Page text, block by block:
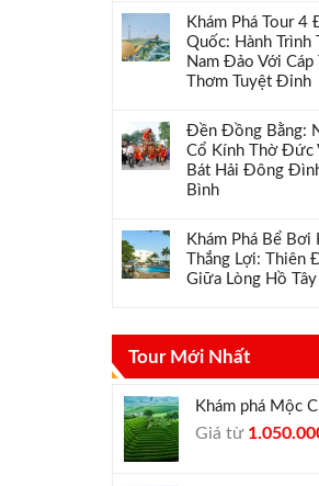
Khám Phá Tour 4
Quốc: Hành Trình
Nam Đảo Với Cáp
Thơm Tuyệt Đỉnh
Đền Đồng Bằng:
Cổ Kính Thờ Đức
Bát Hải Đông
Bình
Khám Phá Bể Bơi
Thắng Lợi: Thiên
Giữa Lòng Hồ
Tour Mới Nhất
Khám phá Mộc
Giá từ Giá